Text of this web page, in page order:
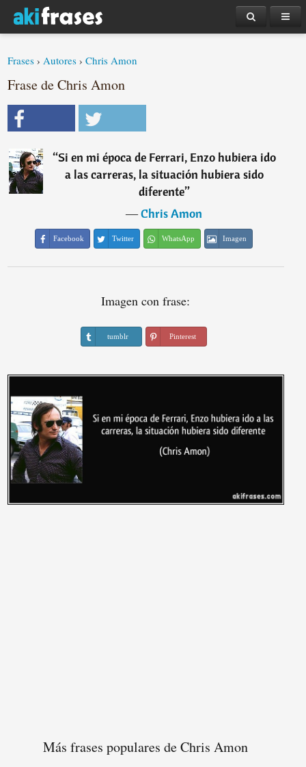
Frases ›Autores ›Chris Amon
Frase de Chris Amon
“Si en mi época de Ferrari, Enzo hubiera ido
a las carreras, la situación hubiera sido
diferente”
―Chris Amon
Facebook Twitter WhatsApp Imagen
Imagen con frase:
tumblr Pinterest
Más frases populares de Chris Amon